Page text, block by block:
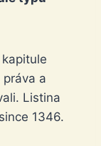
a
Listina
1346.